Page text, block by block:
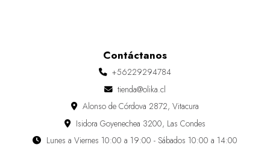
Contáctanos
+56229294784
tienda@olika.cl
Alonso de Córdova 2872, Vitacura
Isidora Goyenechea 3200, Las Condes
Lunes a Viernes 10:00 a 19:00 - Sábados 10:00 a 14:00